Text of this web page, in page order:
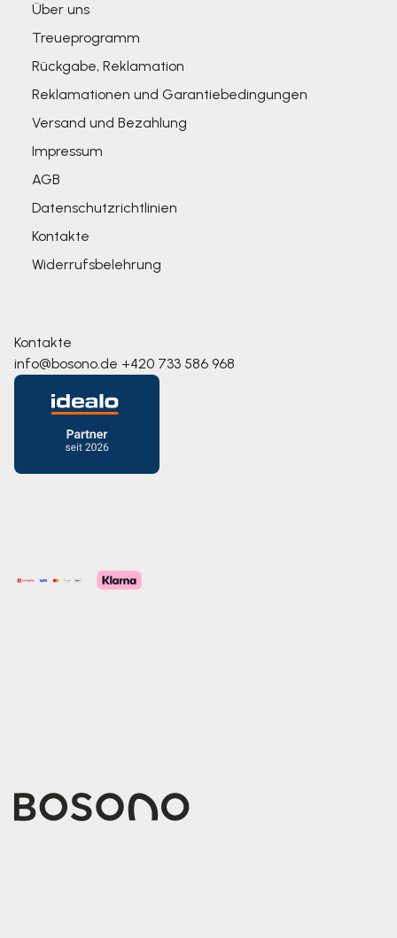
Über uns
Treueprogramm
Rückgabe, Reklamation
Reklamationen und Garantiebedingungen
Versand und Bezahlung
Impressum
AGB
Datenschutzrichtlinien
Kontakte
Widerrufsbelehrung
Kontakte
info@bosono.de +420 733 586 968